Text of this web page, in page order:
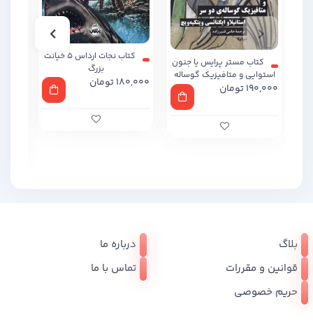
کتاب مستر پرایس یا جنون
استوایی و متافیزیک گوساله
دو سر
190,000تومان
کتاب نجات ارداس 5 خیانت
بزرگ
180,000تومان
بلاگ
درباره ما
قوانین و مقررات
تماس با ما
حریم خصوصی